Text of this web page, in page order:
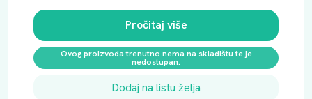
Pročitaj više
Ovog proizvoda trenutno nema na skladištu te je
nedostupan.
Dodaj na listu želja